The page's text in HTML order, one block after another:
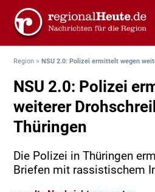
Region >NSU 2.0: Polizei ermittelt wegen
NSU 2.0: Polizei
weiterer
Thüringen
Die Polizei in Thüringen
Briefen mit rassistischem